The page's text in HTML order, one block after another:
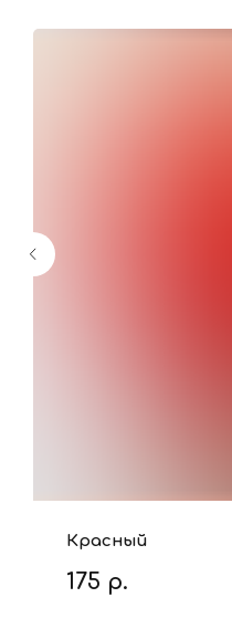
Красный
175 р.